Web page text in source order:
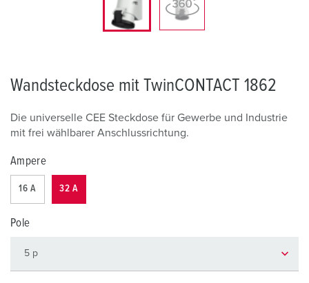
Wandsteckdose mit TwinCONTACT 1862
Die universelle CEE Steckdose für Gewerbe und Industrie
mit frei wählbarer Anschlussrichtung.
Ampere
16 A 32 A
Pole